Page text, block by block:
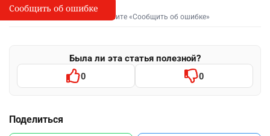
I
Сообщить об опечатке
Выделите фрагмент и нажмите «Сообщить об ошибке»
Была ли эта статья полезной?
0 0
Поделиться
Сообщить об ошибке